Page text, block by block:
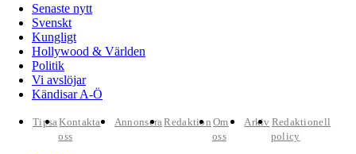
Senaste nytt
Svenskt
Kungligt
Hollywood & Världen
Politik
Vi avslöjar
Kändisar A-Ö
TipsaKontakta
oss
AnnonseraRedaktion Om
oss
Arkiv Redaktionell
policy